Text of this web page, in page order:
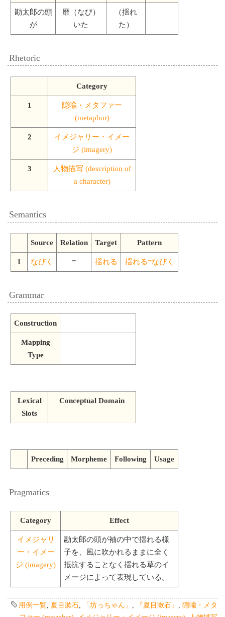
勘太郎の頭
が
靡（なび）
いた
（揺れ
た）
Rhetoric
Category
1
隠喩・メタファー
(metaphor)
2
イメジャリー・イメー
ジ (imagery)
3
人物描写 (description of
a character)
Semantics
Source Relation Target Pattern
1 なびく = 揺れる 揺れる=なびく
Grammar
Construction
Mapping
Type
Lexical
Slots
Conceptual Domain
Preceding Morpheme Following Usage
Pragmatics
Category Effect
イメジャリ
ー・イメー
ジ (imagery)
勘太郎の頭が袖の中で揺れる様
子を、風に吹かれるままに全く
抵抗することなく揺れる草のイ
メージによって表現している。
用例一覧 夏目漱石 「坊っちゃん」 『夏目漱石』
隠喩・メタ